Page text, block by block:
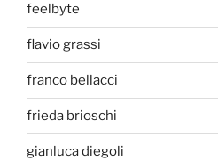
feelbyte
flavio grassi
franco bellacci
frieda brioschi
gianluca diegoli